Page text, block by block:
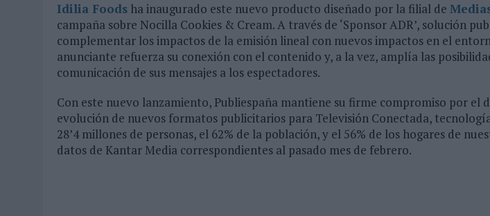
Idilia Foods ha inaugurado este nuevo producto diseñado por la filial de
campaña sobre Nocilla Cookies & Cream. A través de ‘Sponsor ADR’, solución
complementar los impactos de la emisión lineal con nuevos impactos en el
anunciante refuerza su conexión con el contenido y, a la vez, amplía las
comunicación de sus mensajes a los espectadores.
Con este nuevo lanzamiento, Publiespaña mantiene su firme compromiso por el
evolución de nuevos formatos publicitarios para Televisión Conectada,
28’4 millones de personas, el 62% de la población, y el 56% de los hogares de
datos de Kantar Media correspondientes al pasado mes de febrero.